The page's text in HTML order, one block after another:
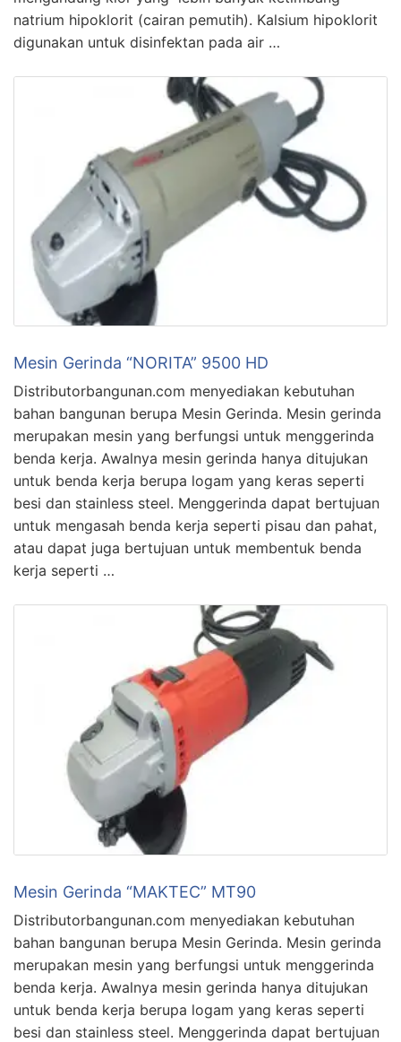
natrium hipoklorit (cairan pemutih). Kalsium hipoklorit
digunakan untuk disinfektan pada air …
Mesin Gerinda “NORITA” 9500 HD
Distributorbangunan.com menyediakan kebutuhan
bahan bangunan berupa Mesin Gerinda. Mesin gerinda
merupakan mesin yang berfungsi untuk menggerinda
benda kerja. Awalnya mesin gerinda hanya ditujukan
untuk benda kerja berupa logam yang keras seperti
besi dan stainless steel. Menggerinda dapat bertujuan
untuk mengasah benda kerja seperti pisau dan pahat,
atau dapat juga bertujuan untuk membentuk benda
kerja seperti …
Mesin Gerinda “MAKTEC” MT90
Distributorbangunan.com menyediakan kebutuhan
bahan bangunan berupa Mesin Gerinda. Mesin gerinda
merupakan mesin yang berfungsi untuk menggerinda
benda kerja. Awalnya mesin gerinda hanya ditujukan
untuk benda kerja berupa logam yang keras seperti
besi dan stainless steel. Menggerinda dapat bertujuan